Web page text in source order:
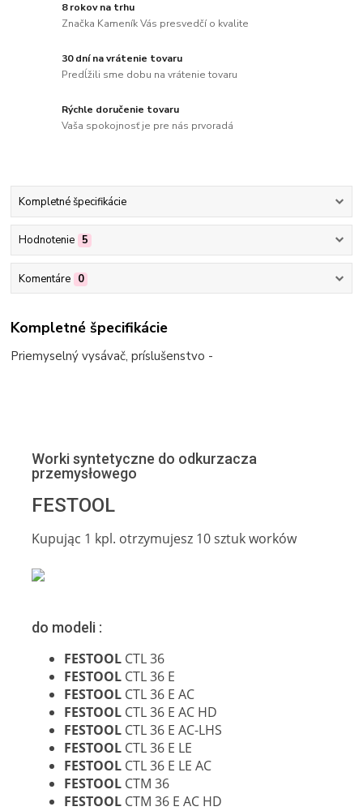
8 rokov na trhu
Značka Kameník Vás presvedčí o kvalite
30 dní na vrátenie tovaru
Predĺžili sme dobu na vrátenie tovaru
Rýchle doručenie tovaru
Vaša spokojnosť je pre nás prvoradá
Kompletné špecifikácie
Hodnotenie 5
Komentáre 0
Kompletné špecifikácie
Priemyselný vysávač, príslušenstvo -
Worki syntetyczne do odkurzacza
przemysłowego
FESTOOL
Kupując 1 kpl. otrzymujesz 10 sztuk worków
do modeli :
FESTOOL CTL 36
FESTOOL CTL 36 E
FESTOOL CTL 36 E AC
FESTOOL CTL 36 E AC HD
FESTOOL CTL 36 E AC-LHS
FESTOOL CTL 36 E LE
FESTOOL CTL 36 E LE AC
FESTOOL CTM 36
FESTOOL CTM 36 E AC HD